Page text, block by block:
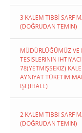
3 KALEM TIBBİ SARF
(DOĞRUDAN TEMIN)
MÜDÜRLÜĞÜMÜZ VE
TESISLERININ
78(YETMIŞSEKIZ)
AYNIYAT TÜKETIM
İŞI (İHALE)
2 KALEM TIBBI SARF
(DOĞRUDAN TEMIN)